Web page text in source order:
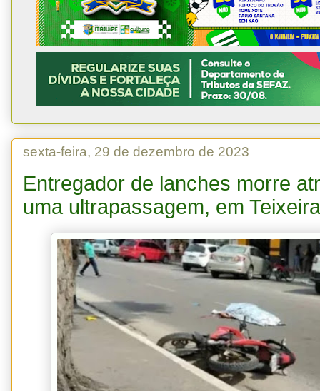
sexta-feira, 29 de dezembro de 2023
Entregador de lanches morre
uma ultrapassagem, em